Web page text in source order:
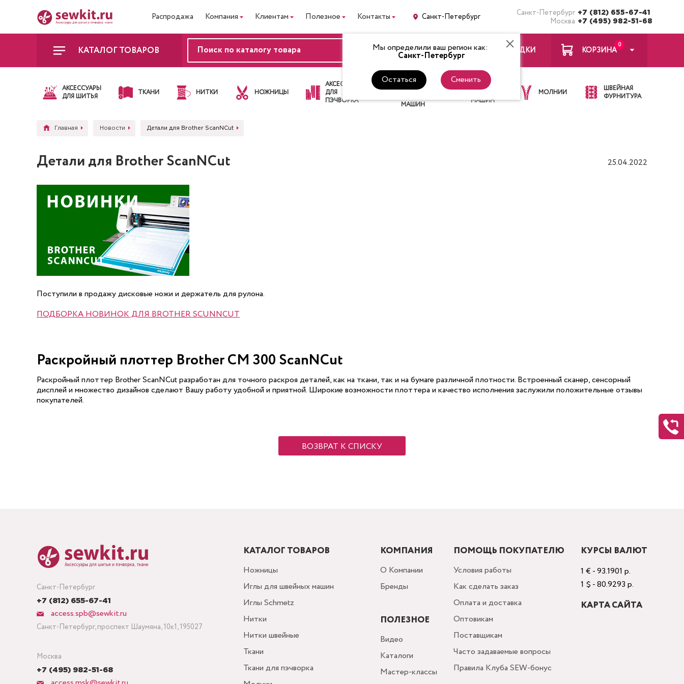
Распродажа Компания Клиентам Полезное Контакты Санкт-Петербург Санкт-Петербург +7 (812) 655-67-41
Москва +7 (495) 982-51-68
Мы определили ваш регион как:
Санкт-Петербург
Остаться Сменить
КАТАЛОГ ТОВАРОВ ВХОД ЗАКЛАДКИ
0
КОРЗИНА
АКСЕССУАРЫ
ДЛЯ ШИТЬЯ
ТКАНИ НИТКИ НОЖНИЦЫ
АКСЕССУАРЫ
ДЛЯ
ПЭЧВОРКА
ЛАПКИ
ДЛЯ
МАШИН
ИГЛЫ ДЛЯ
ШВЕЙНЫХ
МАШИН
МОЛНИИ
ШВЕЙНАЯ
ФУРНИТУРА
Главная Новости Детали для Brother ScanNCut
Детали для Brother ScanNCut 25.04.2022
Поступили в продажу дисковые ножи и держатель для рулона.
ПОДБОРКА НОВИНОК ДЛЯ BROTHER SCUNNCUT
Раскройный плоттер Brother CM 300 ScanNCut
Раскройный плоттер Brother ScanNCut разработан для точного раскроя деталей, как на ткани, так и на бумаге различной плотности. Встроенный сканер, сенсорный
дисплей и множество дизайнов сделают Вашу работу удобной и приятной. Широкие возможности плоттера и качество исполнения заслужили положительные отзывы
покупателей.
ВОЗВРАТ К СПИСКУ
Санкт-Петербург
+7 (812) 655-67-41
access.spb@sewkit.ru
Санкт-Петербург, проспект Шаумяна, 10к1, 195027
Москва
+7 (495) 982-51-68
КАТАЛОГ ТОВАРОВ
Ножницы
Иглы для швейных машин
Иглы Schmetz
Нитки
Нитки швейные
Ткани
Ткани для пэчворка
КОМПАНИЯ
О Компании
Бренды
ПОЛЕЗНОЕ
Видео
Каталоги
Мастер-классы
ПОМОЩЬ ПОКУПАТЕЛЮ
Условия работы
Как сделать заказ
Оплата и доставка
Оптовикам
Поставщикам
Часто задаваемые вопросы
Правила Клуба SEW-бонус
КУРСЫ ВАЛЮТ
1 € - 93.1901 р.
1 $ - 80.9293 р.
КАРТА САЙТА